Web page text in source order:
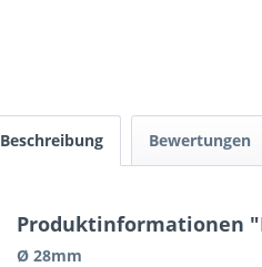
Beschreibung Bewertungen
Produktinformationen
Ø 28mm